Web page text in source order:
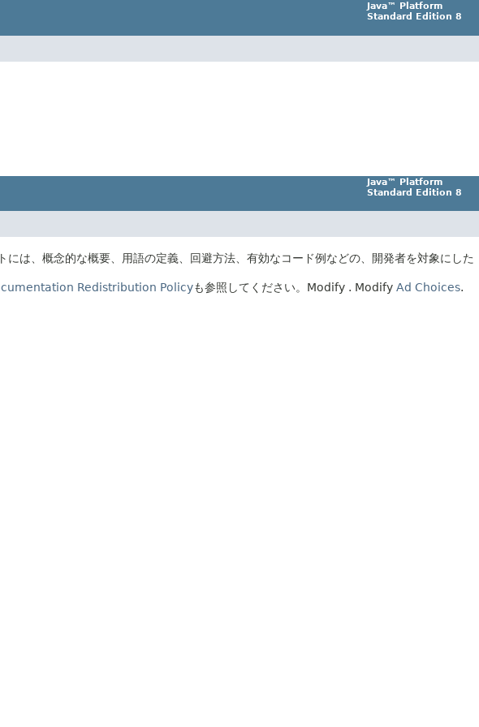
Java™ Platform
Standard Edition 8
Java™ Platform
Standard Edition 8
には、概念的な概要、用語の定義、回避方法、有効なコード例などの、開発者を対象にした
Redistribution Policyも参照してください。 Modify . Modify Ad Choices.